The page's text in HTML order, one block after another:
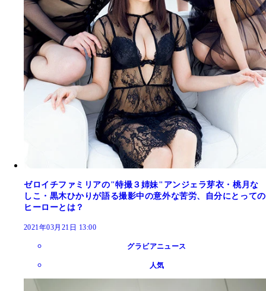
ゼロイチファミリアの"特撮３姉妹"アンジェラ芽衣・桃月な
しこ・黒木ひかりが語る撮影中の意外な苦労、自分にとっての
ヒーローとは？
2021年03月21日 13:00
グラビアニュース
人気